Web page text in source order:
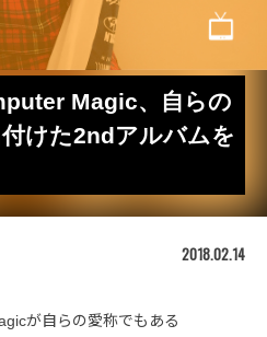
Magic、自らの
けた2ndアルバムを
2018.02.14
が自らの愛称でもある